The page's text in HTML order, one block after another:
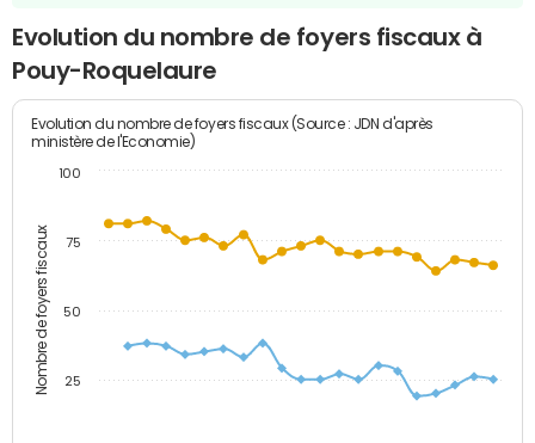
Evolution du nombre de foyers fiscaux à
Pouy-Roquelaure
Nombre de foyers fiscaux
Evolution du nombre de foyers fiscaux (Source : JDN d'après
ministère de l'Economie)
25
50
75
100